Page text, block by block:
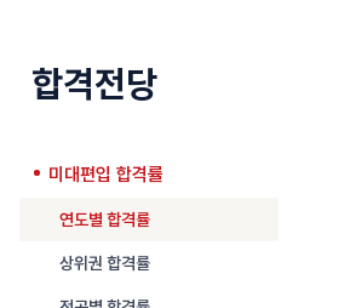
합격전당
미대편입 합격률
연도별 합격률
상위권 합격률